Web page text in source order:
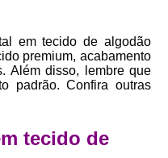
de Coleção de
de Estampa Exclusiva
Desenvolvimento
Desenvolvimento de
em tecido de algodão
premium, acabamento
Além disso, lembre que
padrão. Confira outras
tecido de